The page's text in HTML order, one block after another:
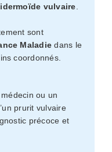
vulvaire
sont
Maladie dans le
coordonnés.
ou un
prurit vulvaire
précoce et